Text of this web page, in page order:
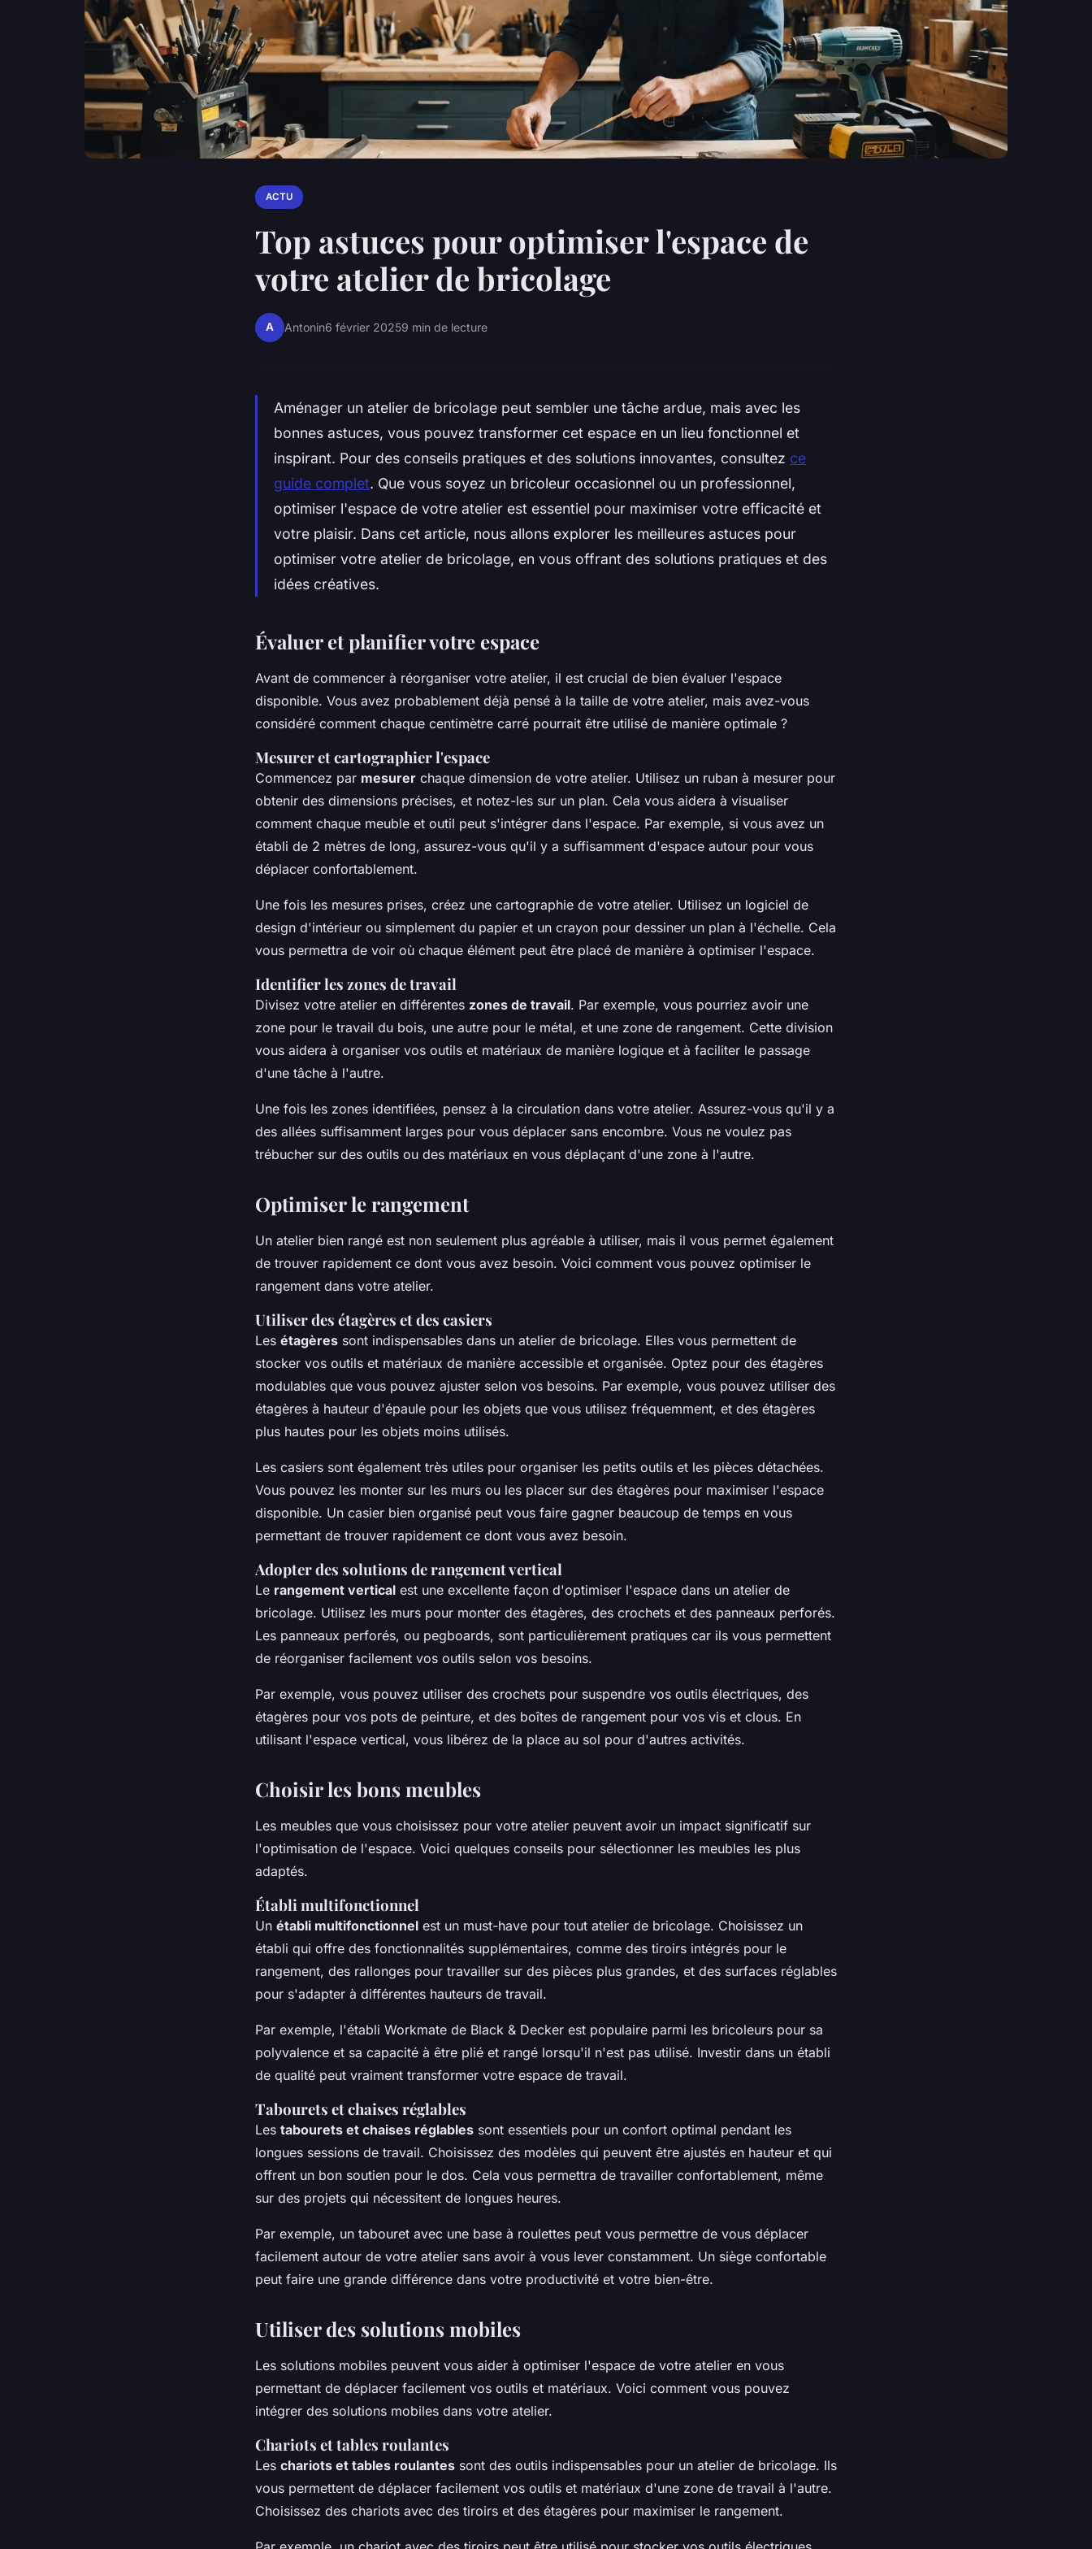
ACTU
Top astuces pour optimiser l'espace de
votre atelier de bricolage
A Antonin6 février 20259 min de lecture
Aménager un atelier de bricolage peut sembler une tâche ardue, mais avec les
bonnes astuces, vous pouvez transformer cet espace en un lieu fonctionnel et
inspirant. Pour des conseils pratiques et des solutions innovantes, consultez ce
guide complet. Que vous soyez un bricoleur occasionnel ou un professionnel,
optimiser l'espace de votre atelier est essentiel pour maximiser votre efficacité et
votre plaisir. Dans cet article, nous allons explorer les meilleures astuces pour
optimiser votre atelier de bricolage, en vous offrant des solutions pratiques et des
idées créatives.
Évaluer et planifier votre espace
Avant de commencer à réorganiser votre atelier, il est crucial de bien évaluer l'espace
disponible. Vous avez probablement déjà pensé à la taille de votre atelier, mais avez-vous
considéré comment chaque centimètre carré pourrait être utilisé de manière optimale ?
Mesurer et cartographier l'espace
Commencez par mesurer chaque dimension de votre atelier. Utilisez un ruban à mesurer pour
obtenir des dimensions précises, et notez-les sur un plan. Cela vous aidera à visualiser
comment chaque meuble et outil peut s'intégrer dans l'espace. Par exemple, si vous avez un
établi de 2 mètres de long, assurez-vous qu'il y a suffisamment d'espace autour pour vous
déplacer confortablement.
Une fois les mesures prises, créez une cartographie de votre atelier. Utilisez un logiciel de
design d'intérieur ou simplement du papier et un crayon pour dessiner un plan à l'échelle. Cela
vous permettra de voir où chaque élément peut être placé de manière à optimiser l'espace.
Identifier les zones de travail
Divisez votre atelier en différentes zones de travail. Par exemple, vous pourriez avoir une
zone pour le travail du bois, une autre pour le métal, et une zone de rangement. Cette division
vous aidera à organiser vos outils et matériaux de manière logique et à faciliter le passage
d'une tâche à l'autre.
Une fois les zones identifiées, pensez à la circulation dans votre atelier. Assurez-vous qu'il y a
des allées suffisamment larges pour vous déplacer sans encombre. Vous ne voulez pas
trébucher sur des outils ou des matériaux en vous déplaçant d'une zone à l'autre.
Optimiser le rangement
Un atelier bien rangé est non seulement plus agréable à utiliser, mais il vous permet également
de trouver rapidement ce dont vous avez besoin. Voici comment vous pouvez optimiser le
rangement dans votre atelier.
Utiliser des étagères et des casiers
Les étagères sont indispensables dans un atelier de bricolage. Elles vous permettent de
stocker vos outils et matériaux de manière accessible et organisée. Optez pour des étagères
modulables que vous pouvez ajuster selon vos besoins. Par exemple, vous pouvez utiliser des
étagères à hauteur d'épaule pour les objets que vous utilisez fréquemment, et des étagères
plus hautes pour les objets moins utilisés.
Les casiers sont également très utiles pour organiser les petits outils et les pièces détachées.
Vous pouvez les monter sur les murs ou les placer sur des étagères pour maximiser l'espace
disponible. Un casier bien organisé peut vous faire gagner beaucoup de temps en vous
permettant de trouver rapidement ce dont vous avez besoin.
Adopter des solutions de rangement vertical
Le rangement vertical est une excellente façon d'optimiser l'espace dans un atelier de
bricolage. Utilisez les murs pour monter des étagères, des crochets et des panneaux perforés.
Les panneaux perforés, ou pegboards, sont particulièrement pratiques car ils vous permettent
de réorganiser facilement vos outils selon vos besoins.
Par exemple, vous pouvez utiliser des crochets pour suspendre vos outils électriques, des
étagères pour vos pots de peinture, et des boîtes de rangement pour vos vis et clous. En
utilisant l'espace vertical, vous libérez de la place au sol pour d'autres activités.
Choisir les bons meubles
Les meubles que vous choisissez pour votre atelier peuvent avoir un impact significatif sur
l'optimisation de l'espace. Voici quelques conseils pour sélectionner les meubles les plus
adaptés.
Établi multifonctionnel
Un établi multifonctionnel est un must-have pour tout atelier de bricolage. Choisissez un
établi qui offre des fonctionnalités supplémentaires, comme des tiroirs intégrés pour le
rangement, des rallonges pour travailler sur des pièces plus grandes, et des surfaces réglables
pour s'adapter à différentes hauteurs de travail.
Par exemple, l'établi Workmate de Black & Decker est populaire parmi les bricoleurs pour sa
polyvalence et sa capacité à être plié et rangé lorsqu'il n'est pas utilisé. Investir dans un établi
de qualité peut vraiment transformer votre espace de travail.
Tabourets et chaises réglables
Les tabourets et chaises réglables sont essentiels pour un confort optimal pendant les
longues sessions de travail. Choisissez des modèles qui peuvent être ajustés en hauteur et qui
offrent un bon soutien pour le dos. Cela vous permettra de travailler confortablement, même
sur des projets qui nécessitent de longues heures.
Par exemple, un tabouret avec une base à roulettes peut vous permettre de vous déplacer
facilement autour de votre atelier sans avoir à vous lever constamment. Un siège confortable
peut faire une grande différence dans votre productivité et votre bien-être.
Utiliser des solutions mobiles
Les solutions mobiles peuvent vous aider à optimiser l'espace de votre atelier en vous
permettant de déplacer facilement vos outils et matériaux. Voici comment vous pouvez
intégrer des solutions mobiles dans votre atelier.
Chariots et tables roulantes
Les chariots et tables roulantes sont des outils indispensables pour un atelier de bricolage. Ils
vous permettent de déplacer facilement vos outils et matériaux d'une zone de travail à l'autre.
Choisissez des chariots avec des tiroirs et des étagères pour maximiser le rangement.